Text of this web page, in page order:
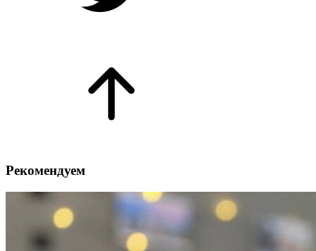
Рекомендуем